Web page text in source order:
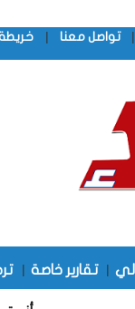
| تواصل معنا |
| تقارير خاصة |